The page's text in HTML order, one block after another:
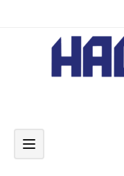
Toggle navigation